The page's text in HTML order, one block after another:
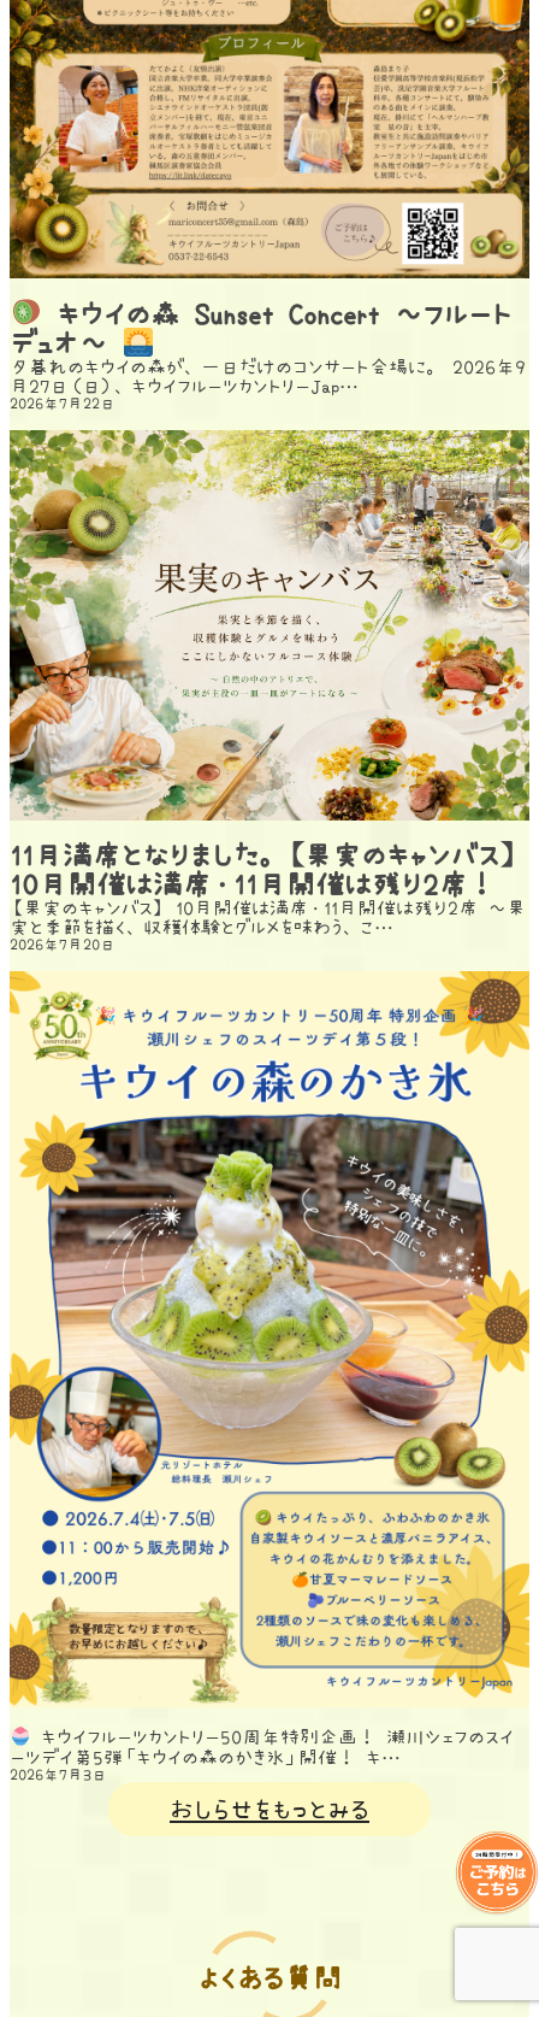
キウイの森 Sunset Concert ～フルート
デュオ～
夕暮れのキウイの森が、一日だけのコンサート会場に。 2026年9
月27日（日）、キウイフルーツカントリーJap…
2026年7月22日
11月満席となりました。【果実のキャンバス】
10月開催は満席・11月開催は残り2席！
【果実のキャンバス】 10月開催は満席・11月開催は残り2席 ～果
実と季節を描く、収穫体験とグルメを味わう、こ…
2026年7月20日
キウイフルーツカントリー50周年特別企画！ 瀬川シェフのスイ
ーツデイ第5弾「キウイの森のかき氷」開催！ キ…
2026年7月3日
おしらせをもっとみる
よくある質問